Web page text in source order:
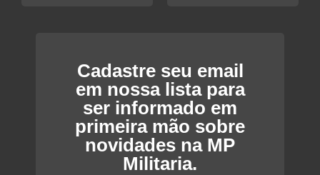
Cadastre seu email
em nossa lista para
ser informado em
primeira mão sobre
novidades na MP
Militaria.